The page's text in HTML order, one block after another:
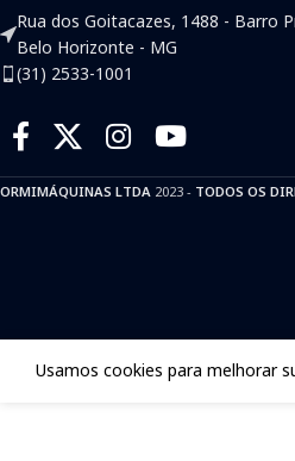
Rua dos Goitacazes, 1488 - Barro
Belo Horizonte - MG
(31) 2533-1001
ORMIMÁQUINAS LTDA 2023 - TODOS OS
Usamos cookies para melhorar